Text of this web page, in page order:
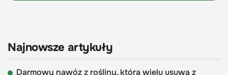
Najnowsze artykuły
Darmowy nawóz z rośliny, którą wielu usuwa z